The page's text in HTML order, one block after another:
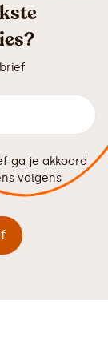
ga je akkoord
volgens